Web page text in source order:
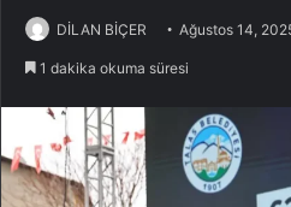
DİLAN BİÇER Ağustos 14,
1 dakika okuma süresi